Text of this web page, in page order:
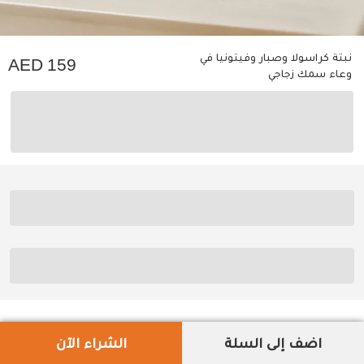
نبتة كراسولا وصبار وفيتونيا في
وعاء سمك زجاجي
159
اضف إلى السلة الشراء الآن